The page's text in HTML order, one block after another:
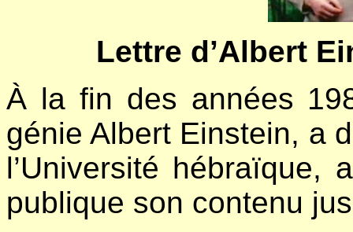
Lettre d’Albert
À la fin des années
génie Albert Einstein, a
l’Université hébraïque,
publique son contenu